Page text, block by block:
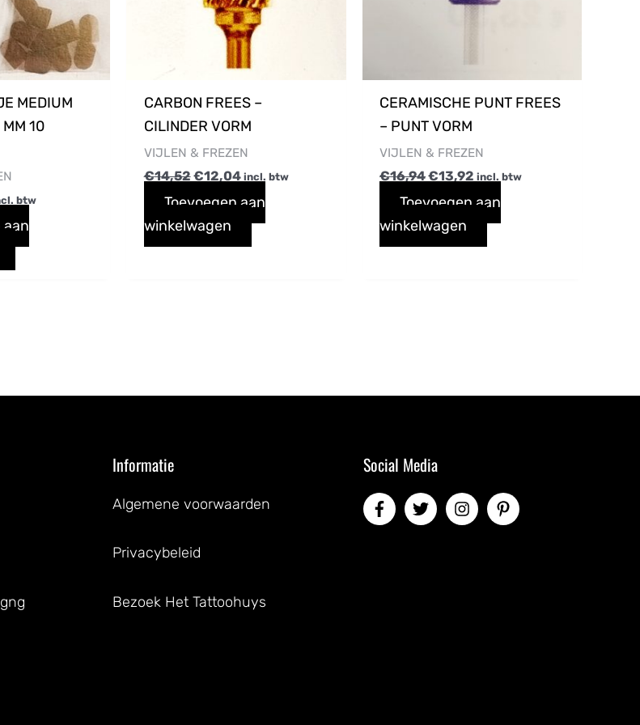
MEDIUM
MM 10
btw
aan
CARBON FREES –
CILINDER VORM
VIJLEN & FREZEN
€14,52€12,04 incl. btw
Toevoegen aan
winkelwagen
CERAMISCHE PUNT FREES
– PUNT VORM
VIJLEN & FREZEN
€16,94€13,92 incl. btw
Toevoegen aan
winkelwagen
Informatie
Algemene voorwaarden
Privacybeleid
Bezoek Het Tattoohuys
Social Media